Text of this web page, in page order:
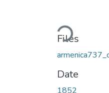
Loading...
Files
Date
1852